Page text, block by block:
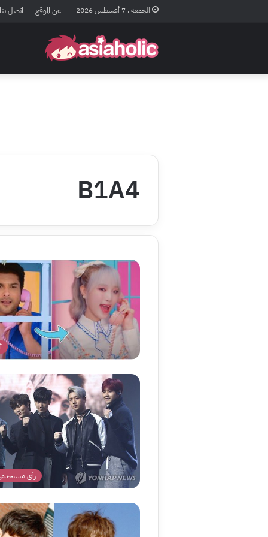
الجمعة , 7 أغسطس 2026 عن الموقع اتصل بنا
B1A4
رأي